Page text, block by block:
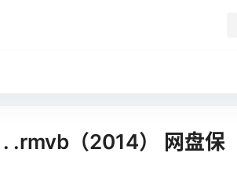
.rmvb（2014） 网盘保